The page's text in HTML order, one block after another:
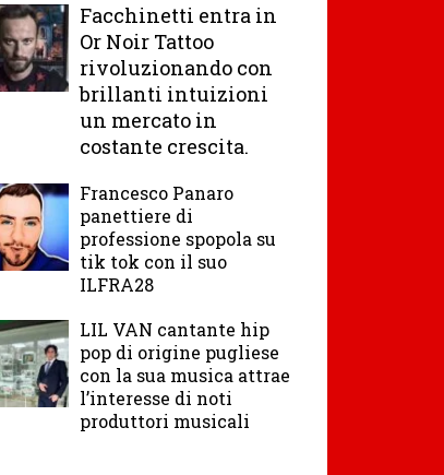
Facchinetti entra in
Or Noir Tattoo
rivoluzionando con
brillanti intuizioni
un mercato in
costante crescita.
Francesco Panaro
panettiere di
professione spopola su
tik tok con il suo
ILFRA28
LIL VAN cantante hip
pop di origine pugliese
con la sua musica attrae
l’interesse di noti
produttori musicali